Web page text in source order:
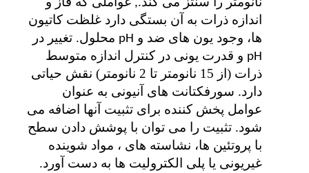
,
اندازه ذرات به آن بستگی دارد غلظت کاتیون
ها، وجود یون های ضد و pH محلول. تغییر در
pH و قدرت یونی در کنترل اندازه متوسط
ذرات (از 15 نانومتر تا 2 نانومتر) نقش حیاتی
دارد. سورفکتانت های آنیونی به عنوان
عوامل پخش کننده برای تثبیت آنها اضافه می
شود. تثبیت را می توان با پوشش دادن سطح
با پروتئین ها، نشاسته های ، مواد شوینده
غیریونی یا پلی الکترولیت ها به دست آورد.